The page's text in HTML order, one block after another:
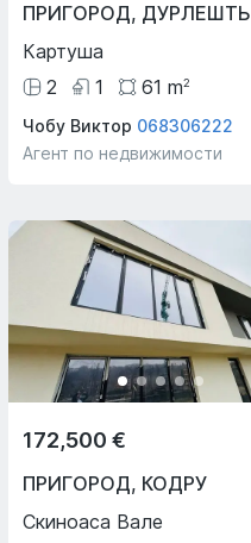
ПРИГОРОД, ДУРЛЕШТЬ
Картуша
2
1 61 m2
Чобу Виктор 068306222
Агент по недвижимости
172,500 €
ПРИГОРОД, КОДРУ
Скиноаса Вале